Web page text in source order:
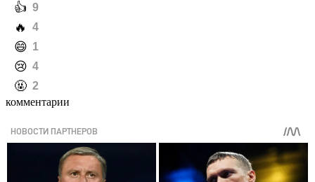
️👍 9
️🔥 4
️😄 1
️😢 4
️🤬 2
комментарии